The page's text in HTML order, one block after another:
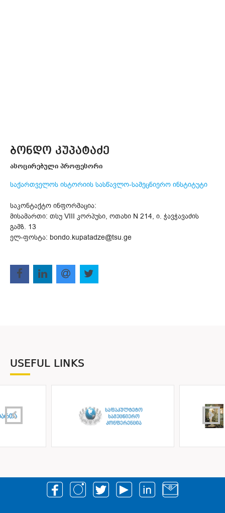
ბონდო კუპატაძე
ასოცირებული პროფესორი
საქართველოს ისტორიის სასწავლო-სამეცნიერო ინსტიტუტი
საკონტაქტო ინფორმაცია:
მისამართი: თსუ VIII კორპუსი, ოთახი N 214, ი. ჭავჭავაძის
გამზ. 13
ელ-ფოსტა: bondo.kupatadze@tsu.ge
USEFUL LINKS